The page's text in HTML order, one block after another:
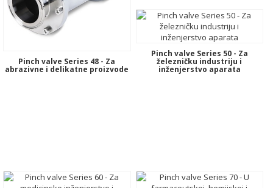
Pinch valve Series 48 - Za
abrazivne i delikatne proizvode
Pinch valve Series 50 - Za
železničku industriju i
inženjerstvo aparata